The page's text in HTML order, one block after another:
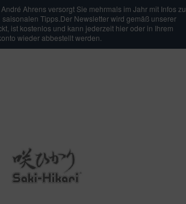
Ahrens versorgt Sie mehrmals im Jahr mit Infos zu
Tipps.Der Newsletter wird gemäß unserer
ist kostenlos und kann jederzeit hier oder in Ihrem
wieder abbestellt werden.